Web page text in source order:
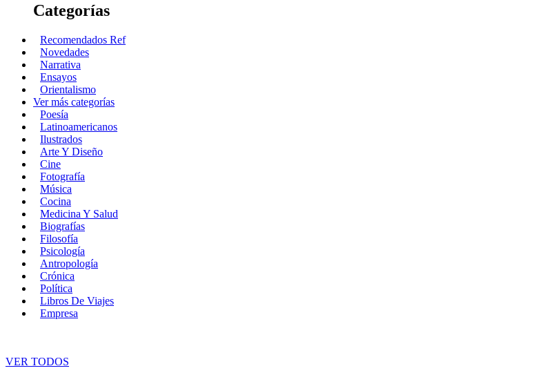
Categorías
Recomendados Ref
Novedades
Narrativa
Ensayos
Orientalismo
Ver más categorías
Poesía
Latinoamericanos
Ilustrados
Arte Y Diseño
Cine
Fotografía
Música
Cocina
Medicina Y Salud
Biografías
Filosofía
Psicología
Antropología
Crónica
Política
Libros De Viajes
Empresa
VER TODOS